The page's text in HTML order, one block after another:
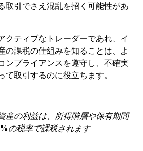
取引でさえ混乱を招く可能性があ
クティブなトレーダーであれ、イ
の課税の仕組みを知ることは、よ
ンプライアンスを遵守し、不確実
取引するのに役立ちます。
産の利益は、所得階層や保有期間
の税率で課税されます